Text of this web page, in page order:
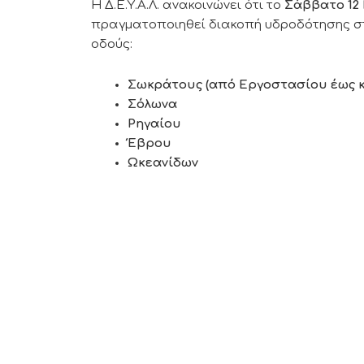
Η Δ.Ε.Υ.Α.Λ. ανακοινώνει ότι το Σάββατο
πραγματοποιηθεί διακοπή υδροδότησης
οδούς:
Σωκράτους (από Εργοστασίου έως
Σόλωνα
Ρηγαίου
Έβρου
Ωκεανίδων